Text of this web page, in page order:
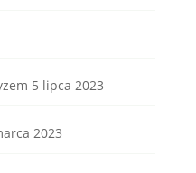
5 lipca 2023
2023